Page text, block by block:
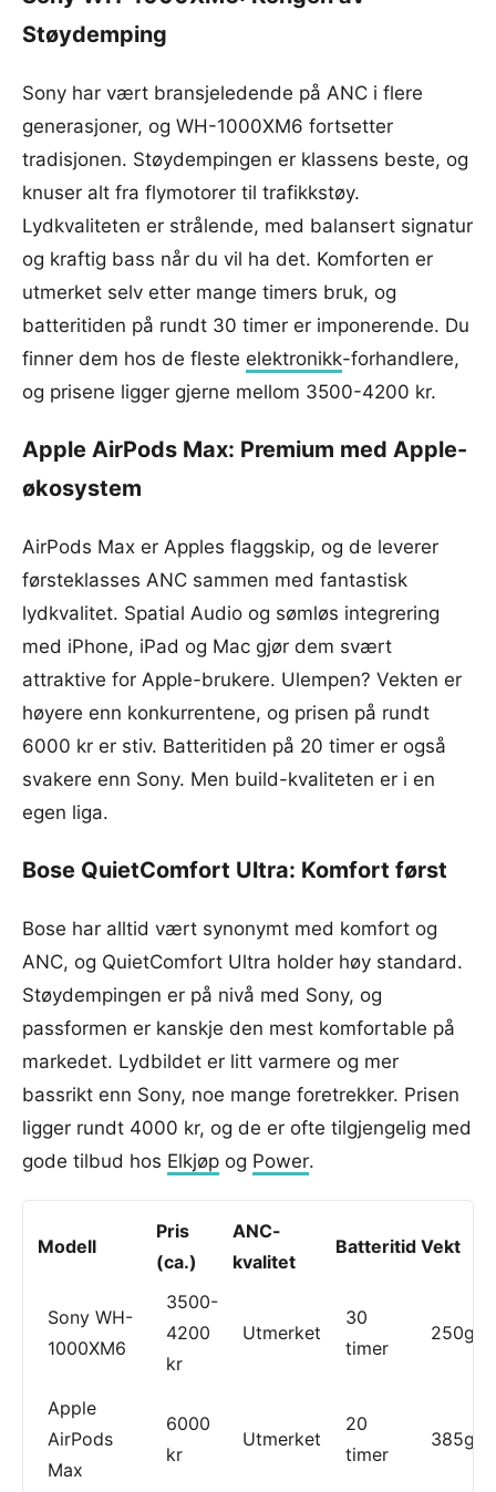
Støydemping
Sony har vært bransjeledende på ANC i flere
generasjoner, og WH-1000XM6 fortsetter
tradisjonen. Støydempingen er klassens beste, og
knuser alt fra flymotorer til trafikkstøy.
Lydkvaliteten er strålende, med balansert signatur
og kraftig bass når du vil ha det. Komforten er
utmerket selv etter mange timers bruk, og
batteritiden på rundt 30 timer er imponerende. Du
finner dem hos de fleste elektronikk-forhandlere,
og prisene ligger gjerne mellom 3500-4200 kr.
Apple AirPods Max: Premium med Apple-
økosystem
AirPods Max er Apples flaggskip, og de leverer
førsteklasses ANC sammen med fantastisk
lydkvalitet. Spatial Audio og sømløs integrering
med iPhone, iPad og Mac gjør dem svært
attraktive for Apple-brukere. Ulempen? Vekten er
høyere enn konkurrentene, og prisen på rundt
6000 kr er stiv. Batteritiden på 20 timer er også
svakere enn Sony. Men build-kvaliteten er i en
egen liga.
Bose QuietComfort Ultra: Komfort først
Bose har alltid vært synonymt med komfort og
ANC, og QuietComfort Ultra holder høy standard.
Støydempingen er på nivå med Sony, og
passformen er kanskje den mest komfortable på
markedet. Lydbildet er litt varmere og mer
bassrikt enn Sony, noe mange foretrekker. Prisen
ligger rundt 4000 kr, og de er ofte tilgjengelig med
gode tilbud hos Elkjøp og Power.
Modell
Pris
(ca.)
ANC-
kvalitet
Batteritid Vekt
Sony WH-
1000XM6
3500-
4200
kr
Utmerket
30
timer
250g
Apple
AirPods
Max
6000
kr
Utmerket
20
timer
385g